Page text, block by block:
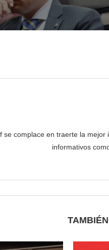
se complace en traerte la
informativos